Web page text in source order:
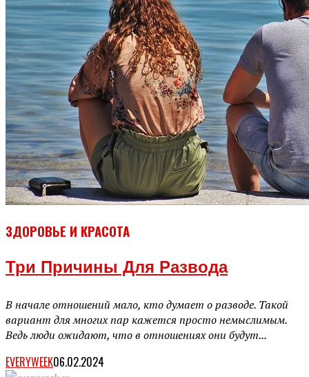
ЗДОРОВЬЕ И КРАСОТА
Три Причины Для Развода
В начале отношений мало, кто думает о разводе. Такой
вариант для многих пар кажется просто немыслимым.
Ведь люди ожидают, что в отношениях они будут...
EVERYWEEK06.02.2024